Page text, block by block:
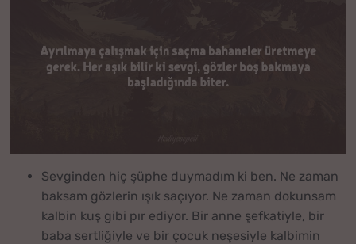
Sevginden hiç şüphe duymadım ki ben. Ne zaman
baksam gözlerin ışık saçıyor. Ne zaman dokunsam
kalbin kuş gibi pır ediyor. Bir anne şefkatiyle, bir
baba sertliğiyle ve bir çocuk neşesiyle kalbimin